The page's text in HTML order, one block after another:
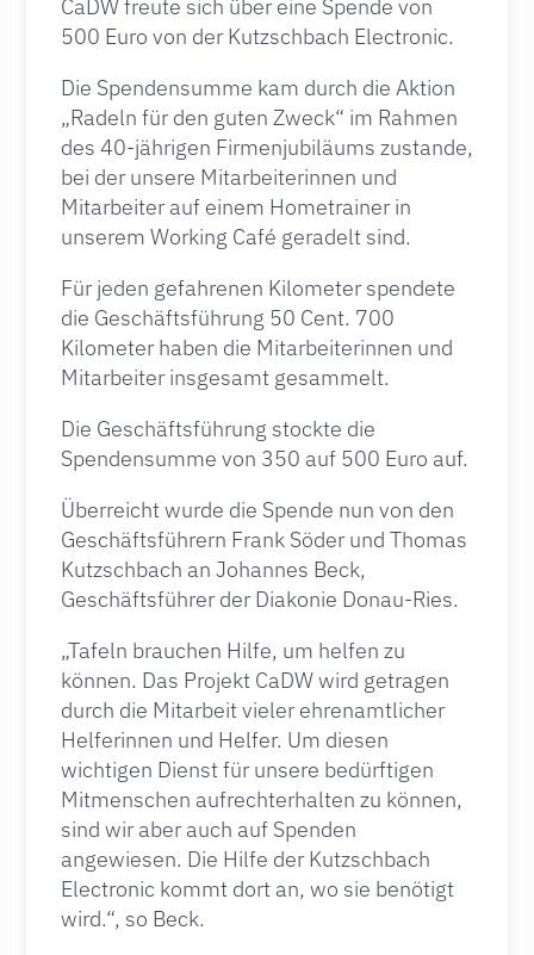
CaDW freute sich über eine Spende von
500 Euro von der Kutzschbach Electronic.
Die Spendensumme kam durch die Aktion
„Radeln für den guten Zweck“ im Rahmen
des 40-jährigen Firmenjubiläums zustande,
bei der unsere Mitarbeiterinnen und
Mitarbeiter auf einem Hometrainer in
unserem Working Café geradelt sind.
Für jeden gefahrenen Kilometer spendete
die Geschäftsführung 50 Cent. 700
Kilometer haben die Mitarbeiterinnen und
Mitarbeiter insgesamt gesammelt.
Die Geschäftsführung stockte die
Spendensumme von 350 auf 500 Euro auf.
Überreicht wurde die Spende nun von den
Geschäftsführern Frank Söder und Thomas
Kutzschbach an Johannes Beck,
Geschäftsführer der Diakonie Donau-Ries.
„Tafeln brauchen Hilfe, um helfen zu
können. Das Projekt CaDW wird getragen
durch die Mitarbeit vieler ehrenamtlicher
Helferinnen und Helfer. Um diesen
wichtigen Dienst für unsere bedürftigen
Mitmenschen aufrechterhalten zu können,
sind wir aber auch auf Spenden
angewiesen. Die Hilfe der Kutzschbach
Electronic kommt dort an, wo sie benötigt
wird.“, so Beck.